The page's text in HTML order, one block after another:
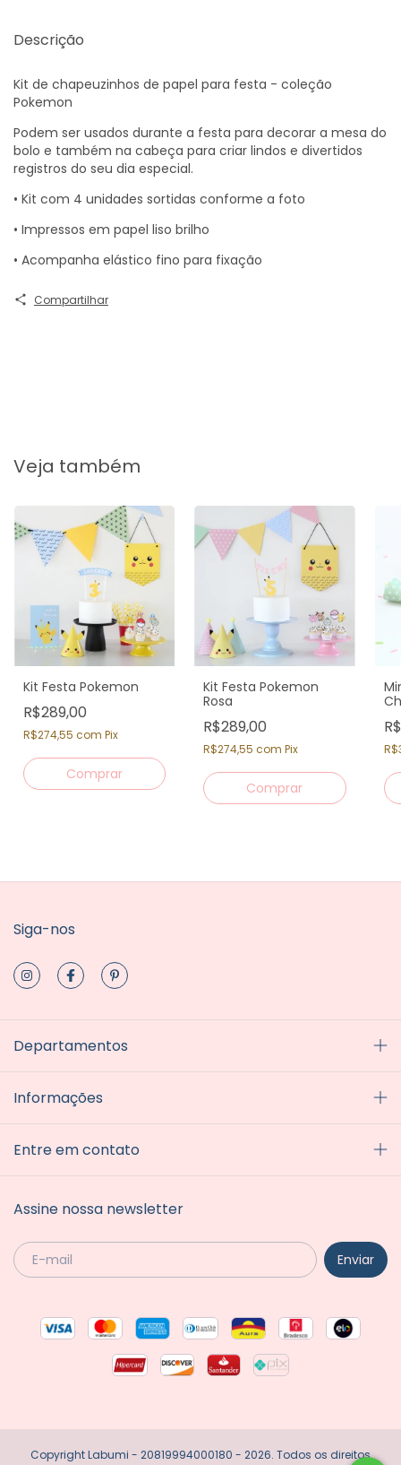
Descrição
Kit de chapeuzinhos de papel para festa - coleção
Pokemon
Podem ser usados durante a festa para decorar a mesa do
bolo e também na cabeça para criar lindos e divertidos
registros do seu dia especial.
• Kit com 4 unidades sortidas conforme a foto
• Impressos em papel liso brilho
• Acompanha elástico fino para fixação
Compartilhar
Veja também
Kit Festa Pokemon
R$289,00
R$274,55 com Pix
Kit Festa Pokemon
Rosa
R$289,00
R$274,55com Pix
Siga-nos
Departamentos
Informações
Entre em contato
Assine nossa newsletter
Copyright Labumi - 20819994000180 - 2026. Todos os direitos